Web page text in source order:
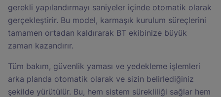
gerekli yapılandırmayı saniyeler içinde otomatik olarak
gerçekleştirir. Bu model, karmaşık kurulum süreçlerini
tamamen ortadan kaldırarak BT ekibinize büyük
zaman kazandırır.
Tüm bakım, güvenlik yaması ve yedekleme işlemleri
arka planda otomatik olarak ve sizin belirlediğiniz
şekilde yürütülür. Bu, hem sistem sürekliliği sağlar hem